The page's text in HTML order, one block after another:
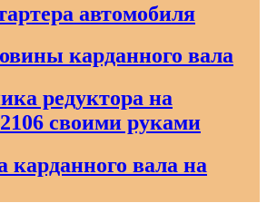
автомобиля
карданного вала
редуктора на
своими руками
карданного вала на